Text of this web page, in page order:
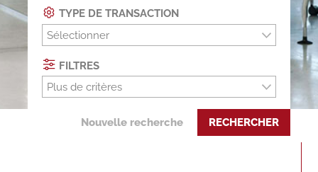
TYPE DE TRANSACTION
Sélectionner
FILTRES
Plus de critères
Nouvelle recherche RECHERCHER